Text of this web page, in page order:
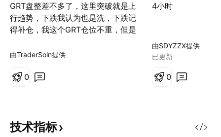
GRT盘整差不多了，这里突破就是上
行趋势，下跌我认为也是洗，下跌记
得补仓，我这个GRT仓位不重，但是
由TraderSoin提供
0
4小时
由SDYZZX提供
已更新
0
技术指标